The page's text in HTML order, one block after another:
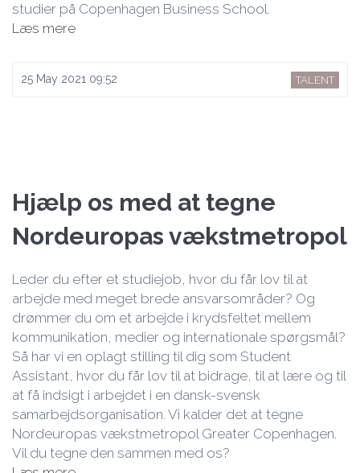
studier på Copenhagen Business School.
Læs mere
25 May 2021 09:52 TALENT
Hjælp os med at tegne
Nordeuropas vækstmetropol
Leder du efter et studiejob, hvor du får lov til at
arbejde med meget brede ansvarsområder? Og
drømmer du om et arbejde i krydsfeltet mellem
kommunikation, medier og internationale spørgsmål?
Så har vi en oplagt stilling til dig som Student
Assistant, hvor du får lov til at bidrage, til at lære og til
at få indsigt i arbejdet i en dansk-svensk
samarbejdsorganisation. Vi kalder det at tegne
Nordeuropas vækstmetropol Greater Copenhagen.
Vil du tegne den sammen med os?